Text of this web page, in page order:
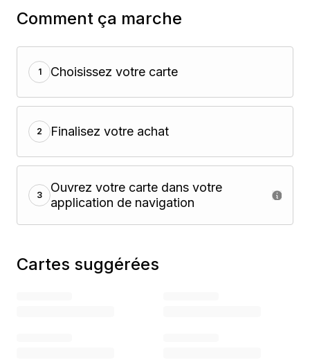
Comment ça marche
1 Choisissez votre carte
2 Finalisez votre achat
3
Ouvrez votre carte dans votre
application de navigation
Cartes suggérées